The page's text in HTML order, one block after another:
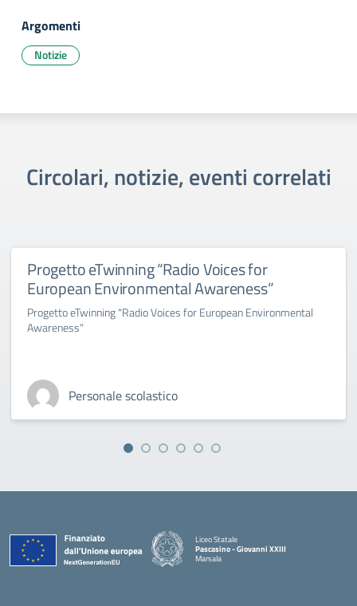
Argomenti
Notizie
Circolari, notizie, eventi correlati
Progetto eTwinning “Radio Voices for
European Environmental Awareness”
Progetto eTwinning "Radio Voices for European Environmental
Awareness"
Personale scolastico
Liceo Statale
Pascasino - Giovanni XXIII
Marsala